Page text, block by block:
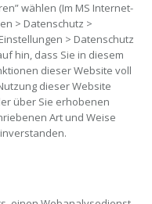
wählen (Im MS Internet-
> Datenschutz >
> Datenschutz
hin, dass Sie in diesem
dieser Website voll
dieser Website
über Sie erhobenen
Art und Weise